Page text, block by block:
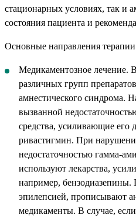
стационарных условиях, так и
состояния пациента и
Основные направления
Медикаментозное лечение.
различных групп
амнестического синдрома.
вызванной
средства, усиливающие его
ривастигмин. При
недостаточностью гамма-
используют лекарства,
например,
эпилепсией, прописывают
медикаменты. В случае,